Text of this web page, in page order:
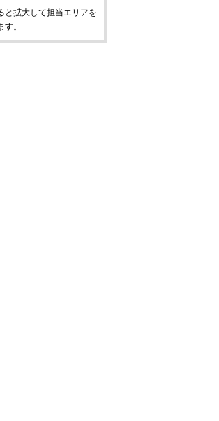
と拡大して担当エリアを
。